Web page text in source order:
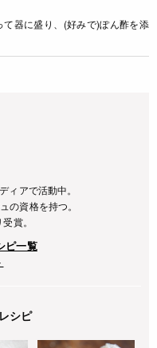
器に盛り、(好みで)ぽん酢を添
ィアで活動中。
の資格を持つ。
賞。
ピ一覧
シピ